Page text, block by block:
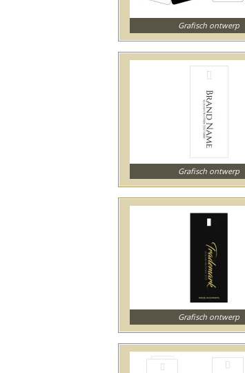
Grafisch ontwerp
Grafisch ontwerp
Grafisch ontwerp